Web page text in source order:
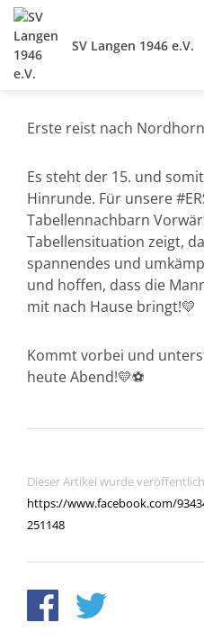
SV Langen 1946 e.V.
Erste reist nach
Es steht der 15. und
Hinrunde. Für unsere
Tabellennachbarn
Tabellensituation zeigt,
spannendes und
und hoffen, dass die
mit nach Hause bringt!💛
Kommt vorbei und
heute Abend!💛⚽️
Dieser Artikel wurde
https://www.facebook.com/
251148